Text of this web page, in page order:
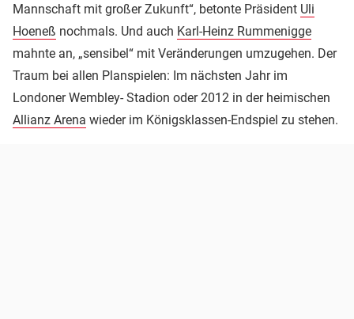
Mannschaft mit großer Zukunft“, betonte Präsident Uli
Hoeneß nochmals. Und auch Karl-Heinz Rummenigge
mahnte an, „sensibel“ mit Veränderungen umzugehen. Der
Traum bei allen Planspielen: Im nächsten Jahr im
Londoner Wembley- Stadion oder 2012 in der heimischen
Allianz Arena wieder im Königsklassen-Endspiel zu stehen.